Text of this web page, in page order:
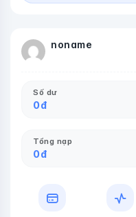
noname
Số dư
0đ
Tổng nạp
0đ